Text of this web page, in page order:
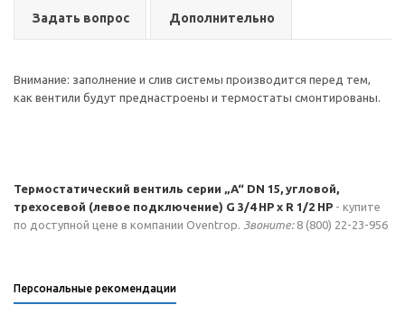
Задать вопрос Дополнительно
Внимание: заполнение и слив системы производится перед тем,
как вентили будут преднастроены и термостаты смонтированы.
Термостатический вентиль серии „A“ DN 15, угловой,
трехосевой (левое подключение) G 3/4 НР х R 1/2 НР - купите
по доступной цене в компании Oventrop. Звоните:8 (800) 22-23-956
Персональные рекомендации